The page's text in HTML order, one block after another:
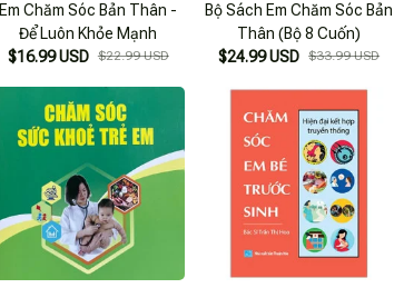
Em Chăm Sóc Bản Thân -
Để Luôn Khỏe Mạnh
$16.99 USD $22.99 USD
Bộ Sách Em Chăm Sóc Bản
Thân (Bộ 8 Cuốn)
$24.99 USD $33.99 USD